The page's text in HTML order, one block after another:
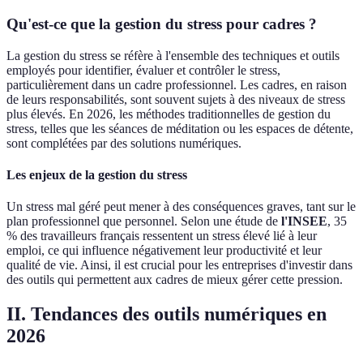
Qu'est-ce que la gestion du stress pour cadres ?
La gestion du stress se réfère à l'ensemble des techniques et outils
employés pour identifier, évaluer et contrôler le stress,
particulièrement dans un cadre professionnel. Les cadres, en raison
de leurs responsabilités, sont souvent sujets à des niveaux de stress
plus élevés. En 2026, les méthodes traditionnelles de gestion du
stress, telles que les séances de méditation ou les espaces de détente,
sont complétées par des solutions numériques.
Les enjeux de la gestion du stress
Un stress mal géré peut mener à des conséquences graves, tant sur le
plan professionnel que personnel. Selon une étude de l'INSEE, 35
% des travailleurs français ressentent un stress élevé lié à leur
emploi, ce qui influence négativement leur productivité et leur
qualité de vie. Ainsi, il est crucial pour les entreprises d'investir dans
des outils qui permettent aux cadres de mieux gérer cette pression.
II. Tendances des outils numériques en
2026